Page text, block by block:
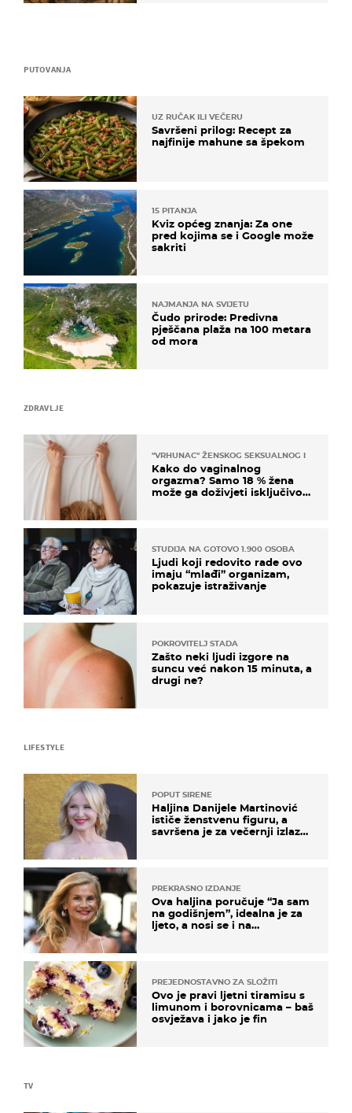
ZDRAVLJE
"VRHUNAC" ŽENSKOG SEKSUALNOG ISKUSTVA
Kako do vaginalnog
orgazma? Samo 18 % žena
može ga doživjeti isključivo
STUDIJA NA GOTOVO 1.900 OSOBA
Ljudi koji redovito rade ovo
imaju “mlađi” organizam,
pokazuje istraživanje
POKROVITELJ STADA
Zašto neki ljudi izgore na
suncu već nakon 15 minuta, a
drugi ne?
TV
PUTOVANJA
UZ RUČAK ILI VEČERU
Savršeni prilog: Recept za
najfinije mahune sa špekom
15 PITANJA
Kviz općeg znanja: Za one
pred kojima se i Google može
sakriti
NAJMANJA NA SVIJETU
Čudo prirode: Predivna
pješčana plaža na 100 metara
od mora
LIFESTYLE
POPUT SIRENE
Haljina Danijele Martinović
ističe ženstvenu figuru, a
savršena je za večernji izlazak
PREKRASNO IZDANJE
Ova haljina poručuje “Ja sam
na godišnjem”, idealna je za
ljeto, a nosi se i na
PREJEDNOSTAVNO ZA SLOŽITI
Ovo je pravi ljetni tiramisu s
limunom i borovnicama – baš
osvježava i jako je fin